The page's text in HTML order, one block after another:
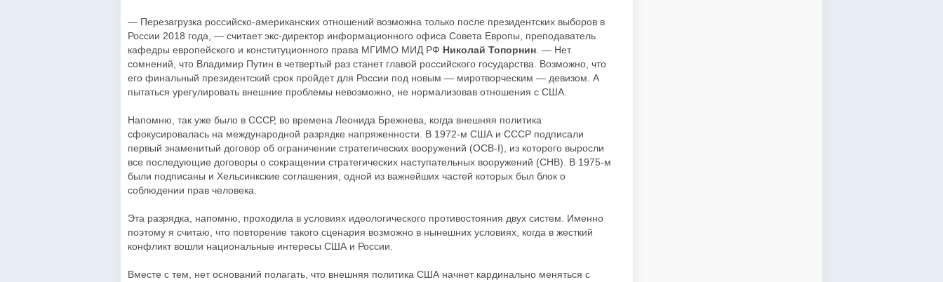
— Перезагрузка российско-американских отношений возможна только после президентских выборов в
России 2018 года, — считает экс-директор информационного офиса Совета Европы, преподаватель
кафедры европейского и конституционного права МГИМО МИД РФ Николай Топорнин . — Нет
сомнений, что Владимир Путин в четвертый раз станет главой российского государства. Возможно, что
его финальный президентский срок пройдет для России под новым — миротворческим — девизом. А
пытаться урегулировать внешние проблемы невозможно, не нормализовав отношения с США.
Напомню, так уже было в СССР, во времена Леонида Брежнева, когда внешняя политика
сфокусировалась на международной разрядке напряженности. В 1972-м США и СССР подписали
первый знаменитый договор об ограничении стратегических вооружений (ОСВ-I), из которого выросли
все последующие договоры о сокращении стратегических наступательных вооружений (СНВ). В 1975-м
были подписаны и Хельсинкские соглашения, одной из важнейших частей которых был блок о
соблюдении прав человека.
Эта разрядка, напомню, проходила в условиях идеологического противостояния двух систем. Именно
поэтому я считаю, что повторение такого сценария возможно в нынешних условиях, когда в жесткий
конфликт вошли национальные интересы США и России.
Вместе с тем, нет оснований полагать, что внешняя политика США начнет кардинально меняться с